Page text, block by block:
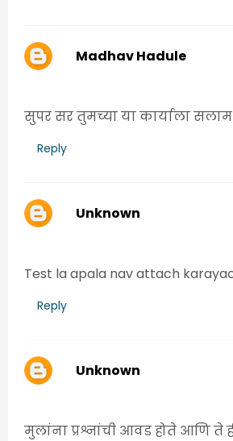
Madhav Hadule
सुपर सर तुमच्या या कार्याला सलाम
Reply
Unknown
Test la apala nav attach
Reply
Unknown
मुलांना प्रश्नांची आवड होते आणि ते